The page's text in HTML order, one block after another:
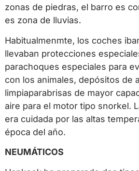
zonas de piedras, el barro es
es zona de lluvias.
Habitualmenmte, los coches
llevaban protecciones
parachoques especiales para
con los animales, depósitos de
limpiaparabrisas de mayor
aire para el motor tipo snorkel.
era cuidada por las altas
época del año.
NEUMÁTICOS